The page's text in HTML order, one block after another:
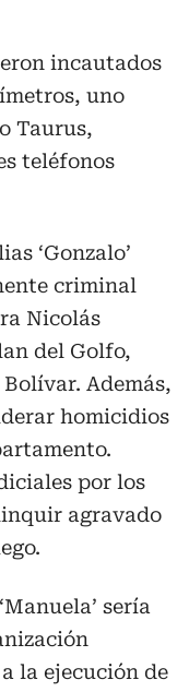
incautados
uno
Taurus,
teléfonos
‘Gonzalo’
criminal
Nicolás
del Golfo,
Además,
homicidios
por los
agravado
sería
la ejecución de